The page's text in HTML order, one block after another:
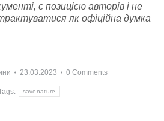
є позицією авторів і не
як офіційна думка
23.03.2023 0 Comments
savenature